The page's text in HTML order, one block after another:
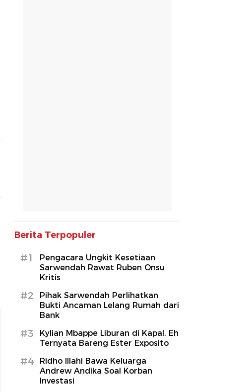
Berita Terpopuler
#1
Pengacara Ungkit Kesetiaan
Sarwendah Rawat Ruben Onsu
Kritis
#2
Pihak Sarwendah Perlihatkan
Bukti Ancaman Lelang Rumah dari
Bank
#3
Kylian Mbappe Liburan di Kapal, Eh
Ternyata Bareng Ester Exposito
#4
Ridho Illahi Bawa Keluarga
Andrew Andika Soal Korban
Investasi